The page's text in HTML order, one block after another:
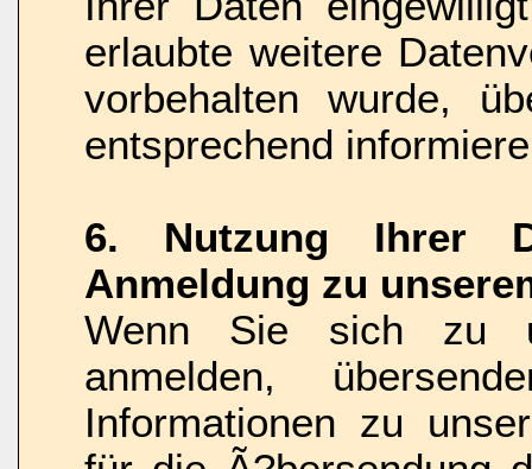
erlaubte weitere
vorbehalten wurde,
entsprechend
6. Nutzung Ihrer
Anmeldung zu
Wenn Sie sich zu
anmelden,
Informationen zu